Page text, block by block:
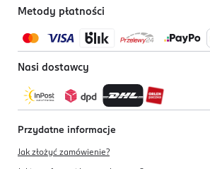
Metody płatności
Nasi dostawcy
Przydatne informacje
Jak złożyć zamówienie?